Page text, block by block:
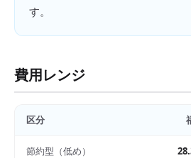
す。
費用レンジ
区分
節約型（低め）